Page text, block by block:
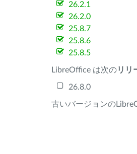
26.2.1
26.2.0
25.8.7
25.8.6
25.8.5
LibreOffice は次のリリ
26.8.0
古いバージョンの